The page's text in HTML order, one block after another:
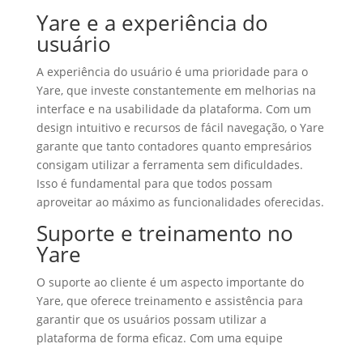
Yare e a experiência do
usuário
A experiência do usuário é uma prioridade para o
Yare, que investe constantemente em melhorias na
interface e na usabilidade da plataforma. Com um
design intuitivo e recursos de fácil navegação, o Yare
garante que tanto contadores quanto empresários
consigam utilizar a ferramenta sem dificuldades.
Isso é fundamental para que todos possam
aproveitar ao máximo as funcionalidades oferecidas.
Suporte e treinamento no
Yare
O suporte ao cliente é um aspecto importante do
Yare, que oferece treinamento e assistência para
garantir que os usuários possam utilizar a
plataforma de forma eficaz. Com uma equipe